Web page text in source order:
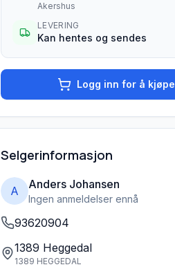
Akershus
LEVERING
Kan hentes og sendes
Logg inn for å kjøpe
Selgerinformasjon
A Anders Johansen
Ingen anmeldelser ennå
93620904
1389 Heggedal
1389 HEGGEDAL